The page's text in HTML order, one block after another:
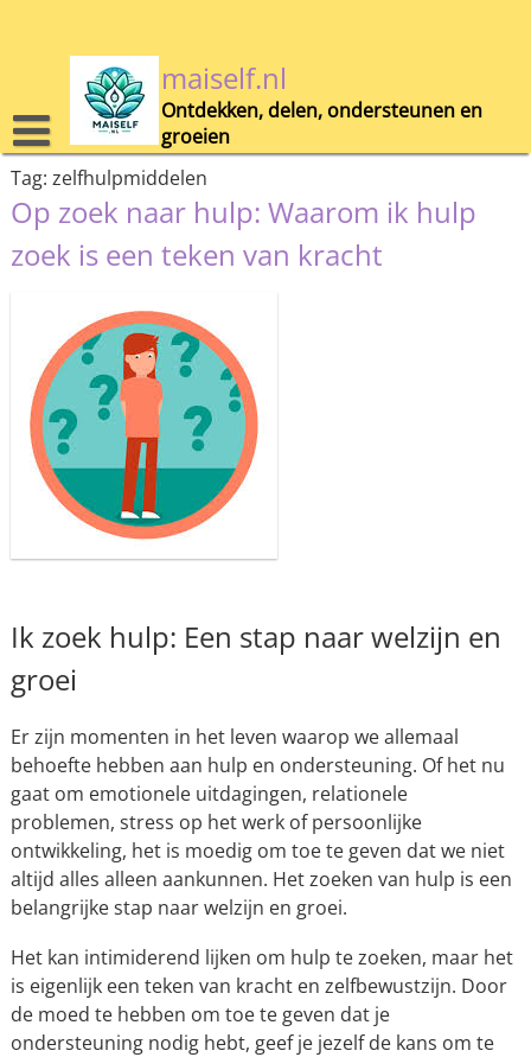
maiself.nl
Ontdekken, delen, ondersteunen en
groeien
Tag: zelfhulpmiddelen
Op zoek naar hulp: Waarom ik hulp
zoek is een teken van kracht
Ik zoek hulp: Een stap naar welzijn en
groei
Er zijn momenten in het leven waarop we allemaal
behoefte hebben aan hulp en ondersteuning. Of het nu
gaat om emotionele uitdagingen, relationele
problemen, stress op het werk of persoonlijke
ontwikkeling, het is moedig om toe te geven dat we niet
altijd alles alleen aankunnen. Het zoeken van hulp is een
belangrijke stap naar welzijn en groei.
Het kan intimiderend lijken om hulp te zoeken, maar het
is eigenlijk een teken van kracht en zelfbewustzijn. Door
de moed te hebben om toe te geven dat je
ondersteuning nodig hebt, geef je jezelf de kans om te